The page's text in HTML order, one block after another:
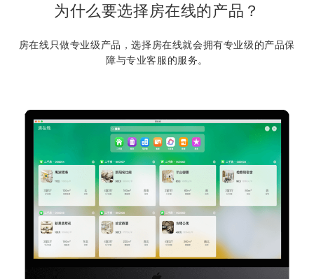
为什么要选择房在线的产品？
房在线只做专业级产品，选择房在线就会拥有专业级的产品保
障与专业客服的服务。